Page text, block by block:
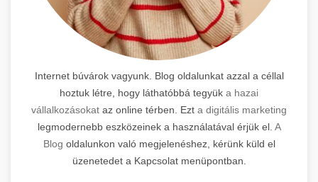
Internet búvárok vagyunk. Blog oldalunkat azzal a céllal
hoztuk létre, hogy láthatóbbá tegyük a hazai
vállalkozásokat az online térben. Ezt a digitális marketing
legmodernebb eszközeinek a használatával érjük el. A
Blog oldalunkon való megjelenéshez, kérünk küld el
üzenetedet a Kapcsolat menüpontban.